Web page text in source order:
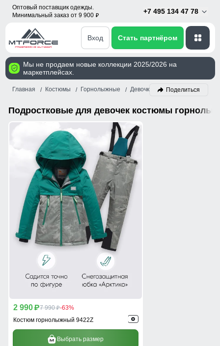
Оптовый поставщик одежды.
Минимальный заказ от 9 900 p
+7 495 134 47 78
Вход Стать партнёром
Мы не продаем новые коллекции 2025/2026 на
маркетплейсах.
Главная Костюмы Горнолыжные Девочка Зеленый
Поделиться
Подростковые для девочек костюмы
2 990 p7 990 p-63%
Костюм горнолыжный 9422Z
Выбрать размер